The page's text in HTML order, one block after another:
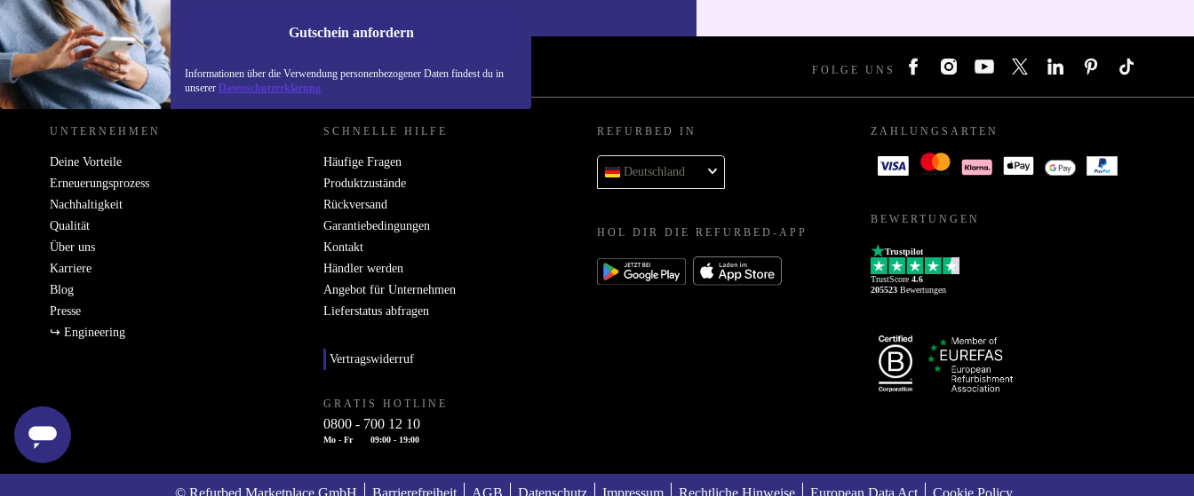
Gutschein anfordern
Informationen über die Verwendung personenbezogener Daten findest du in
unserer Datenschutzerklärung
REFURBED DEUTSCHLAND - RETHINK NEW. FOLGE UNS
UNTERNEHMEN
Deine Vorteile
Erneuerungsprozess
Nachhaltigkeit
Qualität
Über uns
Karriere
Blog
Presse
↪ Engineering
SCHNELLE HILFE
Häufige Fragen
Produktzustände
Rückversand
Garantiebedingungen
Kontakt
Händler werden
Angebot für Unternehmen
Lieferstatus abfragen
Vertragswiderruf
GRATIS HOTLINE
0800 - 700 12 10
Mo - Fr 09:00 - 19:00
REFURBED IN
Deutschland
HOL DIR DIE REFURBED-APP
ZAHLUNGSARTEN
BEWERTUNGEN
Trustpilot
TrustScore 4.6
205523 Bewertungen
© Refurbed Marketplace GmbH Barrierefreiheit AGB Datenschutz Impressum Rechtliche Hinweise European Data Act Cookie Policy